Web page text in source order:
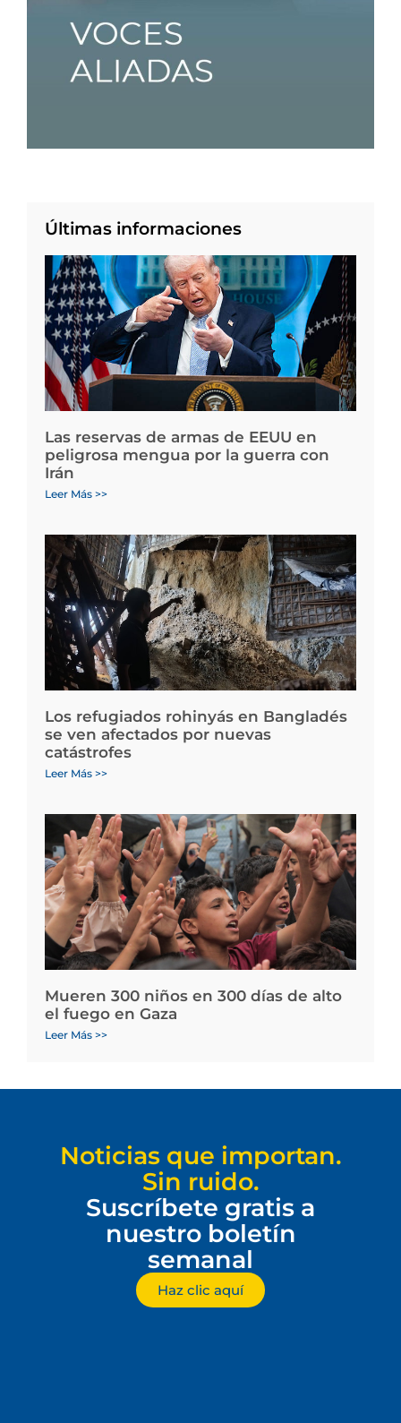
Últimas informaciones
Las reservas de armas de EEUU en
peligrosa mengua por la guerra con
Irán
Leer Más >>
Los refugiados rohinyás en Bangladés
se ven afectados por nuevas
catástrofes
Leer Más >>
Mueren 300 niños en 300 días de alto
el fuego en Gaza
Leer Más >>
Noticias que importan.
Sin ruido.
Suscríbete gratis a
nuestro boletín
semanal
Haz clic aquí